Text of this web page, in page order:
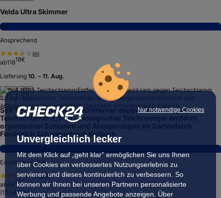
Nur notwendige Cookies
Unvergleichlich lecker
Mit dem Klick auf „geht klar” ermöglichen Sie uns Ihnen
über Cookies ein verbessertes Nutzungserlebnis zu
servieren und dieses kontinuierlich zu verbessern. So
können wir Ihnen bei unseren Partnern personalisierte
Werbung und passende Angebote anzeigen. Über
Velda Ultra Skimmer
6,8
Ansprechend
(6)
ab11818€
Lieferung 10. – 11. Aug.
Söll 11785 TeichschlammEntferner doppelt wirksam gegen
Teichschlamm 2,5 kg - biologischer Teichreiniger entfernt
organischen Schlamm und Ablagerungen im Gartenteich
Fischteich Schwimmteich Koiteich
7,5
Empfehlenswert
(1.866)
ab
21 €
(17,54 €/kg)